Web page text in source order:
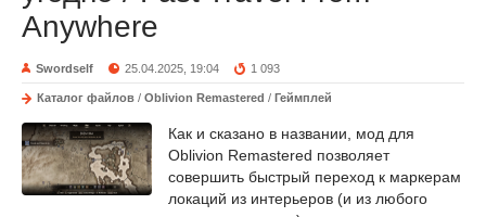
Anywhere
Swordself 25.04.2025, 19:04 1 093
Каталог файлов / Oblivion Remastered / Геймплей
Как и сказано в названии, мод для
Oblivion Remastered позволяет
совершить быстрый переход к маркерам
локаций из интерьеров (и из любого